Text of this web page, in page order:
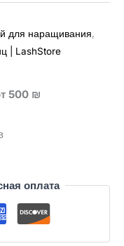
для наращивания,
| LashStore
500 ₪
оплата